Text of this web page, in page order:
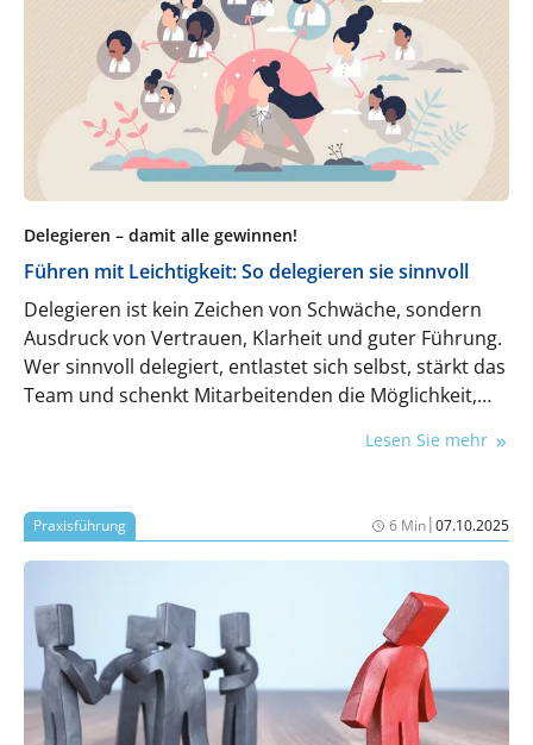
geliefert. Zahntechnik wird so zu einem digitalen
Ökosystem, das präzise, reproduzierbare und
skalierbare Lösungen effizient und modern
umsetzt.
Delegieren – damit alle gewinnen!
Führen mit Leichtigkeit: So delegieren sie sinnvoll
Delegieren ist kein Zeichen von Schwäche, sondern
Ausdruck von Vertrauen, Klarheit und guter Führung.
Wer sinnvoll delegiert, entlastet sich selbst, stärkt das
Team und schenkt Mitarbeitenden die Möglichkeit,
Dieser Artikel zeigt, warum Delegieren nicht nur der
zugutekommt, welche Stolperfallen Sie vermeiden
sollten und wie Sie mit einem souveränen und
herzlichen Führungsstil Delegieren als Erfolgsfaktor
Lesen Sie mehr
Praxisführung 6 Min|07.10.2025